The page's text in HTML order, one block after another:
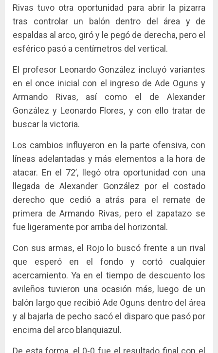
Rivas tuvo otra oportunidad para abrir la pizarra
tras controlar un balón dentro del área y de
espaldas al arco, giró y le pegó de derecha, pero el
esférico pasó a centímetros del vertical.
El profesor Leonardo González incluyó variantes
en el once inicial con el ingreso de Ade Oguns y
Armando Rivas, así como el de Alexander
González y Leonardo Flores, y con ello tratar de
buscar la victoria.
Los cambios influyeron en la parte ofensiva, con
líneas adelantadas y más elementos a la hora de
atacar. En el 72’, llegó otra oportunidad con una
llegada de Alexander González por el costado
derecho que cedió a atrás para el remate de
primera de Armando Rivas, pero el zapatazo se
fue ligeramente por arriba del horizontal.
Con sus armas, el Rojo lo buscó frente a un rival
que esperó en el fondo y cortó cualquier
acercamiento. Ya en el tiempo de descuento los
avileños tuvieron una ocasión más, luego de un
balón largo que recibió Ade Oguns dentro del área
y al bajarla de pecho sacó el disparo que pasó por
encima del arco blanquiazul.